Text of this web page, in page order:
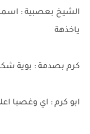
الشيخ بعصبية :
ياخذهة
كرم بصدمة : بوية
ابو كرم : اي وغصبا